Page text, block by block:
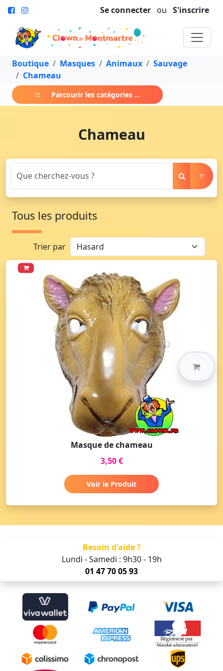
Se connecter ou S'inscrire
Boutique Masques Animaux
Sauvage
Chameau
Parcourir les catégories ...
Chameau
Tous les produits
Trier par
Masque de chameau
3,50 €
Voir le Produit
Besoin d'aide ?
Lundi - Samedi : 9h30 - 19h
01 47 70 05 93